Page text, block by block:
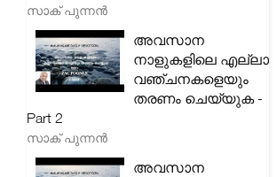
സാക് പുന്നൻ
അവസാന
നാളുകളിലെ എല്ലാ
വഞ്ചനകളെയും
തരണം ചെയ്യുക -
Part 2
സാക് പുന്നൻ
അവസാന